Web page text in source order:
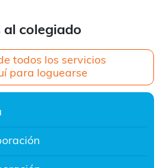
al colegiado
todos los servicios
para loguearse